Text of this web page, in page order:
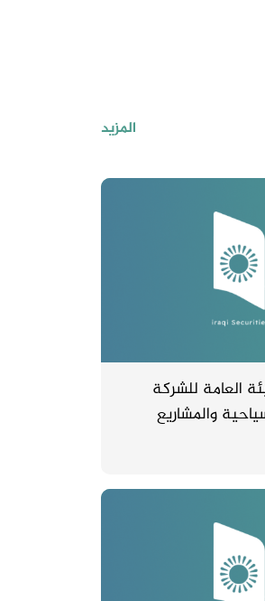
المزيد
العامة للشركة
والمشاريع